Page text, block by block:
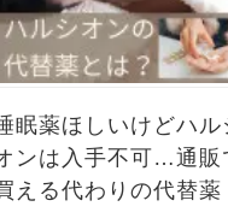
眠薬ほしいけどハル
ンは入手不可…通販
える代わりの代替薬